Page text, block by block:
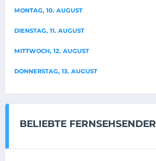
MONTAG, 10. AUGUST
DIENSTAG, 11. AUGUST
MITTWOCH, 12. AUGUST
DONNERSTAG, 13. AUGUST
BELIEBTE FERNSEHSENDER